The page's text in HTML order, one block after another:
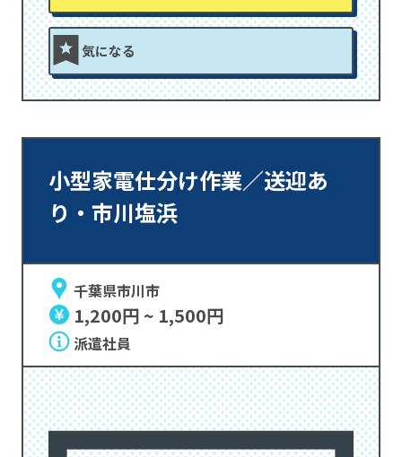
気になる
小型家電仕分け作業／送迎あ
り・市川塩浜
千葉県市川市
1,200円 ~ 1,500円
派遣社員